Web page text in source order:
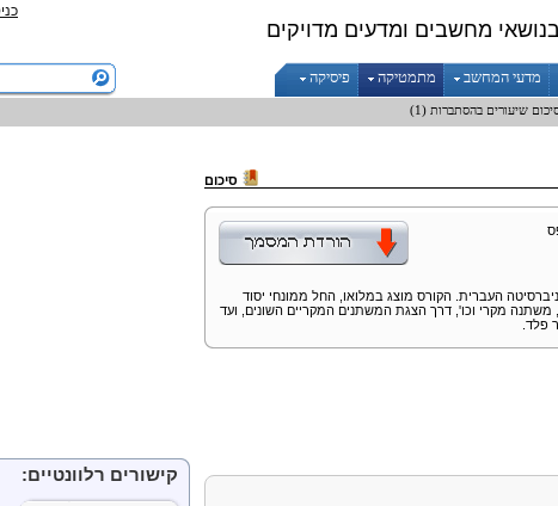
מחשבים ומדעים מדויקים
מדעי המחשב מתמטיקה פיסיקה
שיעורים בהסתברות (1)
סיכום
של המרצה רז קופרמן בהסתברות (1) באוניברסיטה העברית. הקורס מוצג במלואו, החל ממונחי יסוד
מקרי וכו', דרך הצגת המשתנים המקריים השונים, ועד
פלד.
קישורים רלוונטיים: